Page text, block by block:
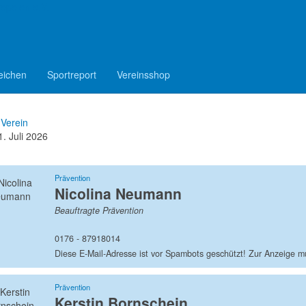
Sportreport Vereinsshop
Verein
Juli 2026
Prävention
Nicolina Neumann
Beauftragte Prävention
0176 - 87918014
Prävention